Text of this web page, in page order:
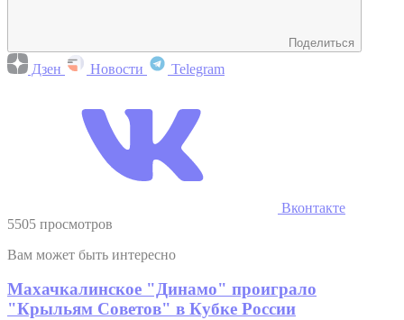
Поделиться
Дзен Новости Telegram
Вконтакте
5505 просмотров
Вам может быть интересно
Махачкалинское "Динамо" проиграло
"Крыльям Советов" в Кубке России